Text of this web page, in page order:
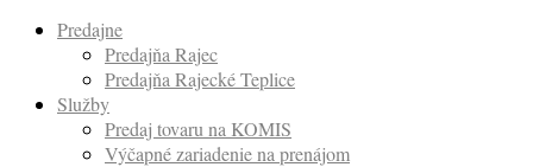
Predajne
Predajňa Rajec
Predajňa Rajecké Teplice
Služby
Predaj tovaru na KOMIS
Výčapné zariadenie na prenájom